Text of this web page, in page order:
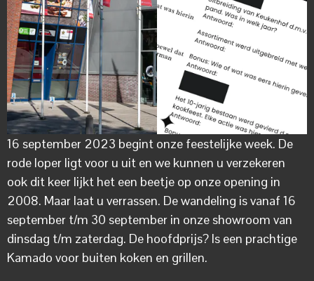
16 september 2023 begint onze feestelijke week. De
rode loper ligt voor u uit en we kunnen u verzekeren
ook dit keer lijkt het een beetje op onze opening in
2008. Maar laat u verrassen. De wandeling is vanaf 16
september t/m 30 september in onze showroom van
dinsdag t/m zaterdag. De hoofdprijs? Is een prachtige
Kamado voor buiten koken en grillen.